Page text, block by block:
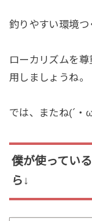
釣りやすい環境つ
ローカリズムを
用しましょうね。
では、またね(´・
僕が使ってい
ら↓